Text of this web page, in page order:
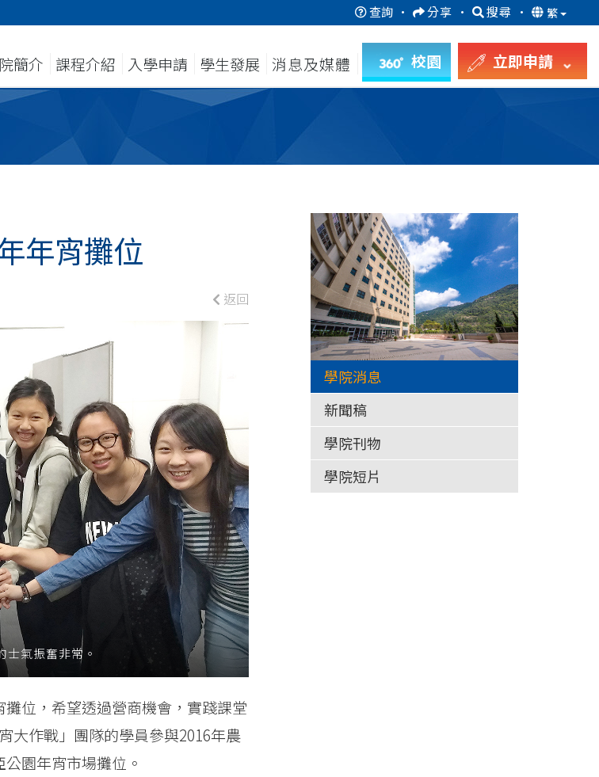
查詢 · 分享 · 搜尋 · 繁
簡介 課程介紹 入學申請 學生發展 消息及媒體 校園 立即申請
年宵攤位
返回
氣振奮非常。
位，希望透過營商機會，實踐課堂
大作戰」團隊的學員參與2016年農
園年宵市場攤位。
學院消息
新聞稿
學院刊物
學院短片